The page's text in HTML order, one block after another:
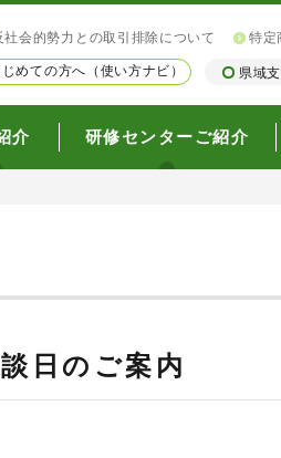
社会的勢力との取引排除について 特定
めての方へ（使い方ナビ） 県域
介 研修センターご紹介
日のご案内